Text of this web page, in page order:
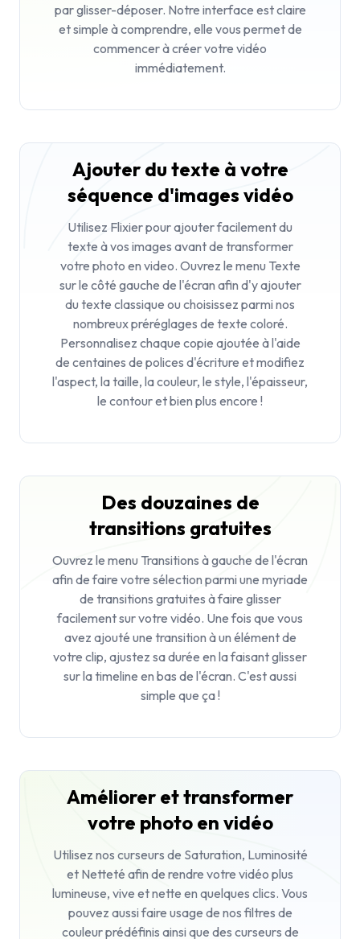
par glisser-déposer. Notre interface est claire
et simple à comprendre, elle vous permet de
commencer à créer votre vidéo
immédiatement.
Ajouter du texte à votre
séquence d'images vidéo
Utilisez Flixier pour ajouter facilement du
texte à vos images avant de transformer
votre photo en video. Ouvrez le menu Texte
sur le côté gauche de l'écran afin d'y ajouter
du texte classique ou choisissez parmi nos
nombreux préréglages de texte coloré.
Personnalisez chaque copie ajoutée à l'aide
de centaines de polices d'écriture et modifiez
l'aspect, la taille, la couleur, le style, l'épaisseur,
le contour et bien plus encore !
Des douzaines de
transitions gratuites
Ouvrez le menu Transitions à gauche de l'écran
afin de faire votre sélection parmi une myriade
de transitions gratuites à faire glisser
facilement sur votre vidéo. Une fois que vous
avez ajouté une transition à un élément de
votre clip, ajustez sa durée en la faisant glisser
sur la timeline en bas de l'écran. C'est aussi
simple que ça !
Améliorer et transformer
votre photo en vidéo
Utilisez nos curseurs de Saturation, Luminosité
et Netteté afin de rendre votre vidéo plus
lumineuse, vive et nette en quelques clics. Vous
pouvez aussi faire usage de nos filtres de
couleur prédéfinis ainsi que des curseurs de